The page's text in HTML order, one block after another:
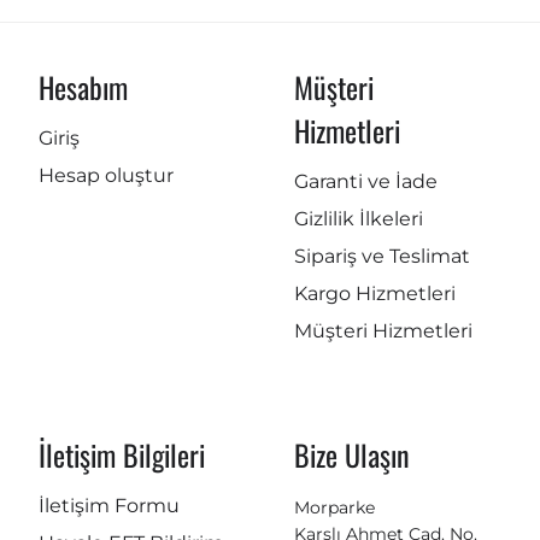
Hesabım
Giriş
Hesap oluştur
Müşteri
Hizmetleri
Garanti ve İade
Gizlilik İlkeleri
Sipariş ve Teslimat
Kargo Hizmetleri
Müşteri Hizmetleri
İletişim Bilgileri
İletişim Formu
Bize Ulaşın
Morparke
Karslı Ahmet Cad. No.